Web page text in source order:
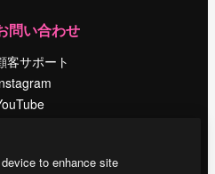
問い合わせ
客サポート
to enhance site